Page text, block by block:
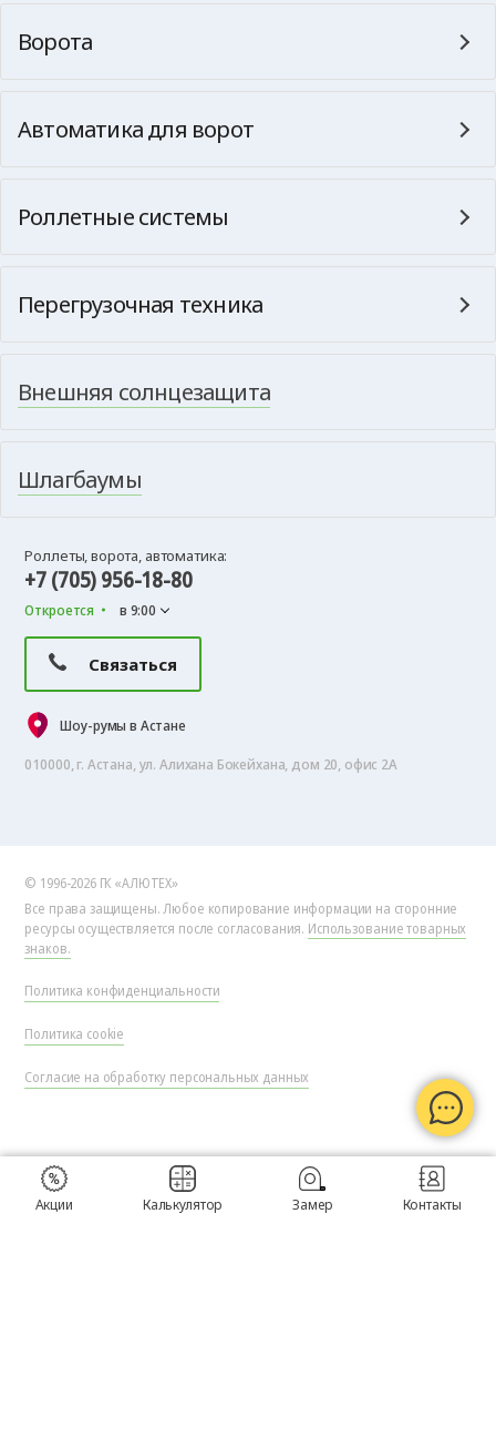
Ворота
Автоматика для ворот
Роллетные системы
Перегрузочная техника
Внешняя солнцезащита
Шлагбаумы
Роллеты, ворота, автоматика:
+7 (705) 956-18-80
Откроется в 9:00
Связаться
Шоу-румы в Астане
010000, г. Астана, ул. Алихана Бокейхана, дом 20, офис 2А
© 1996-2026 ГК «АЛЮТЕХ»
Все права защищены. Любое копирование информации на сторонние
ресурсы осуществляется после согласования. Использование товарных
знаков.
Политика конфиденциальности
Политика cookie
Согласие на обработку персональных данных
Акции Калькулятор Замер Контакты